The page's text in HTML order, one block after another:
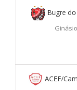
Bugre do
ACEF/